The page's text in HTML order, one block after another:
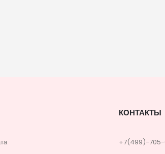
КОНТАКТЫ
+7(499)-